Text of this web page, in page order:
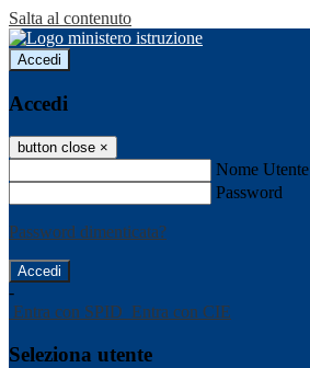
Salta al contenuto
Accedi
Accedi
button close ×
Nome Utente
Password
Password dimenticata?
-
Entra con SPID Entra con CIE
Seleziona utente